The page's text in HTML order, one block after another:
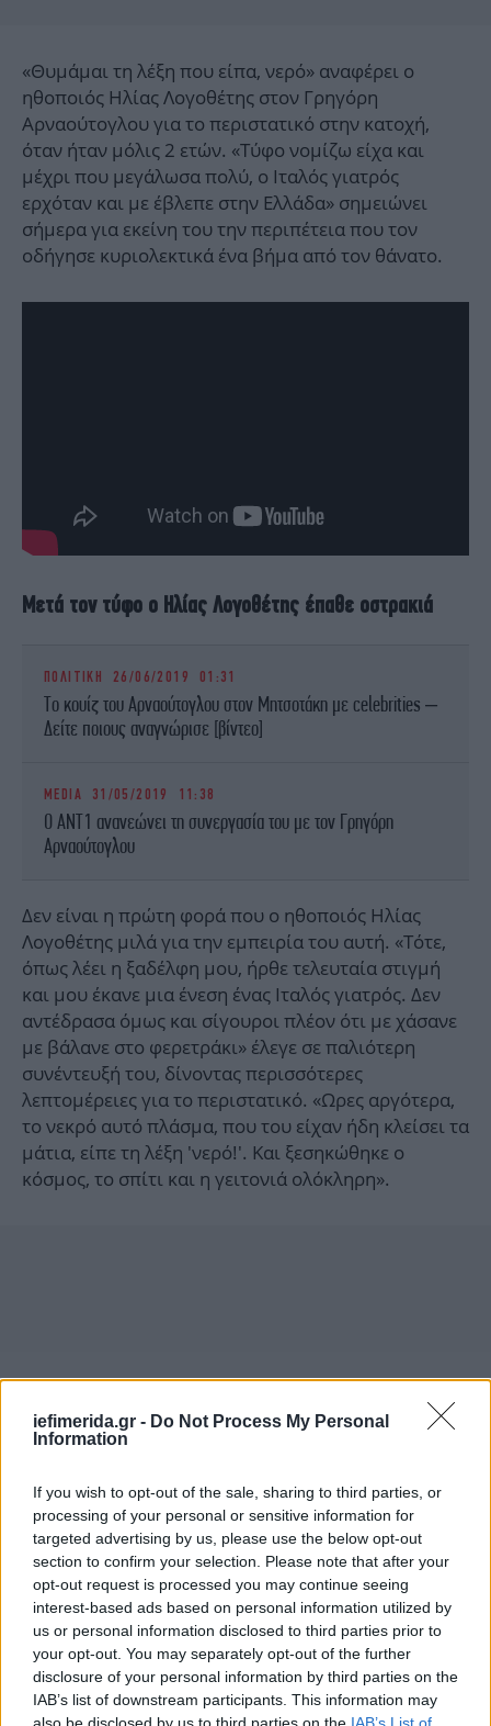
iefimerida.gr - Do Not Process My Personal
Information
If you wish to opt-out of the sale, sharing to third parties, or
processing of your personal or sensitive information for
targeted advertising by us, please use the below opt-out
section to confirm your selection. Please note that after your
opt-out request is processed you may continue seeing
interest-based ads based on personal information utilized by
us or personal information disclosed to third parties prior to
your opt-out. You may separately opt-out of the further
disclosure of your personal information by third parties on the
IAB’s list of downstream participants. This information may
also be disclosed by us to third parties on the IAB’s List of
«Θυμάμαι τη λέξη που είπα, νερό» αναφέρει ο
ηθοποιός Ηλίας Λογοθέτης στον Γρηγόρη
Αρναούτογλου για το περιστατικό στην κατοχή,
όταν ήταν μόλις 2 ετών. «Τύφο νομίζω είχα και
μέχρι που μεγάλωσα πολύ, ο Ιταλός γιατρός
ερχόταν και με έβλεπε στην Ελλάδα» σημειώνει
σήμερα για εκείνη του την περιπέτεια που τον
οδήγησε κυριολεκτικά ένα βήμα από τον θάνατο.
Μετά τον τύφο ο Ηλίας Λογοθέτης έπαθε οστρακιά
ΠΟΛΙΤΙΚΗ 26/06/2019 01:31
Το κουίζ του Αρναούτογλου στον Μητσοτάκη με celebrities –
Δείτε ποιους αναγνώρισε [βίντεο]
MEDIA 31/05/2019 11:38
Ο ΑΝΤ1 ανανεώνει τη συνεργασία του με τον Γρηγόρη
Αρναούτογλου
Δεν είναι η πρώτη φορά που ο ηθοποιός Ηλίας
Λογοθέτης μιλά για την εμπειρία του αυτή. «Τότε,
όπως λέει η ξαδέλφη μου, ήρθε τελευταία στιγμή
και μου έκανε μια ένεση ένας Ιταλός γιατρός. Δεν
αντέδρασα όμως και σίγουροι πλέον ότι με χάσανε
με βάλανε στο φερετράκι» έλεγε σε παλιότερη
συνέντευξή του, δίνοντας περισσότερες
λεπτομέρειες για το περιστατικό. «Ωρες αργότερα,
το νεκρό αυτό πλάσμα, που του είχαν ήδη κλείσει τα
μάτια, είπε τη λέξη 'νερό!'. Και ξεσηκώθηκε ο
κόσμος, το σπίτι και η γειτονιά ολόκληρη».